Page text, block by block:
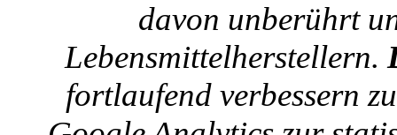
davon unberührt
Lebensmittelherstellern.
fortlaufend verbessern